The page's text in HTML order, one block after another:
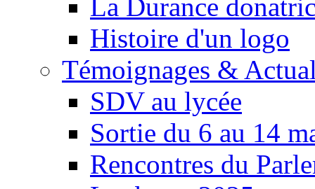
La Durance
Histoire d'un logo
Témoignages &
SDV au lycée
Sortie du 6 au 14
Rencontres du